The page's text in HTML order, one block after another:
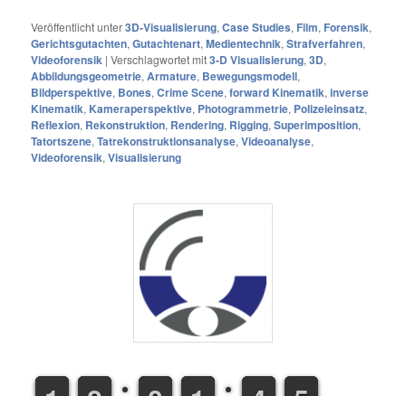
Veröffentlicht unter3D-Visualisierung,Case Studies, Film, Forensik,
Gerichtsgutachten,Gutachtenart,Medientechnik,Strafverfahren,
Videoforensik |Verschlagwortet mit3-D Visualisierung,3D,
Abbildungsgeometrie,Armature, Bewegungsmodell,
Bildperspektive, Bones,Crime Scene,forward Kinematik,inverse
Kinematik, Kameraperspektive, Photogrammetrie, Polizeieinsatz,
Reflexion, Rekonstruktion, Rendering, Rigging,Superimposition,
Tatortszene,Tatrekonstruktionsanalyse,Videoanalyse,
Videoforensik,Visualisierung